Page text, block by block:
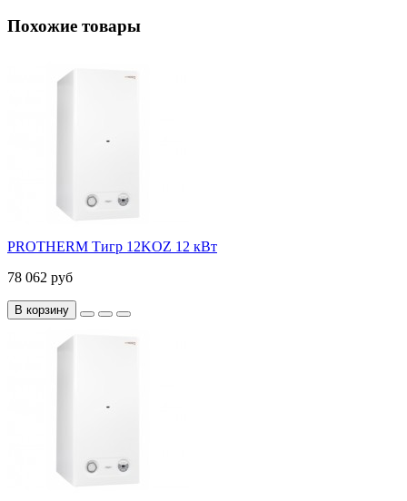
Похожие товары
PROTHERM Тигр 12KOZ 12 кВт
78 062 руб
В корзину